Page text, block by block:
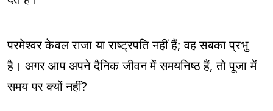
परमेश्वर केवल राजा या राष्ट्रपति नहीं हैं; वह सबका प्रभु
है। अगर आप अपने दैनिक जीवन में समयनिष्ठ हैं, तो पूजा में
समय पर क्यों नहीं?